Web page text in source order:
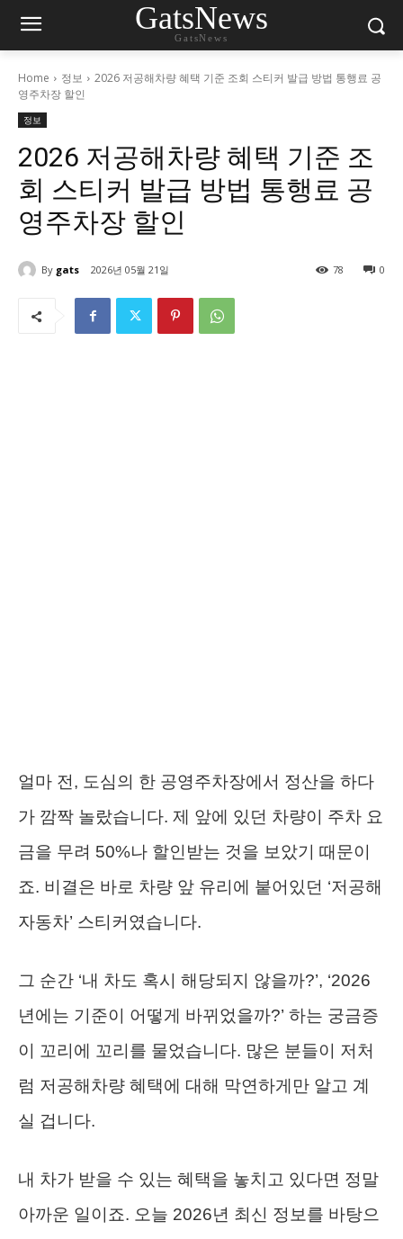
GatsNews
GatsNews
Home 정보
2026 저공해차량 혜택 기준 조회 스티커 발급 방법 통행료 공
영주차장 할인
정보
2026 저공해차량 혜택 기준 조
회 스티커 발급 방법 통행료 공
영주차장 할인
By gats 2026년 05월 21일 0
78
얼마 전, 도심의 한 공영주차장에서 정산을 하다
가 깜짝 놀랐습니다. 제 앞에 있던 차량이 주차 요
금을 무려 50%나 할인받는 것을 보았기 때문이
죠. 비결은 바로 차량 앞 유리에 붙어있던 ‘저공해
자동차’ 스티커였습니다.
그 순간 ‘내 차도 혹시 해당되지 않을까?’, ‘2026
년에는 기준이 어떻게 바뀌었을까?’ 하는 궁금증
이 꼬리에 꼬리를 물었습니다. 많은 분들이 저처
럼 저공해차량 혜택에 대해 막연하게만 알고 계
실 겁니다.
내 차가 받을 수 있는 혜택을 놓치고 있다면 정말
아까운 일이죠. 오늘 2026년 최신 정보를 바탕으